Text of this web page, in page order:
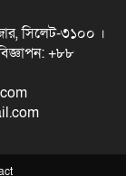
সিলেট-৩১০০ ।
+৮৮